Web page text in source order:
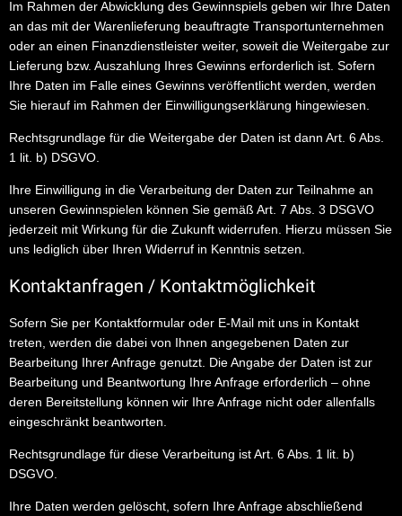
Im Rahmen der Abwicklung des Gewinnspiels geben wir Ihre Daten
an das mit der Warenlieferung beauftragte Transportunternehmen
oder an einen Finanzdienstleister weiter, soweit die Weitergabe zur
Lieferung bzw. Auszahlung Ihres Gewinns erforderlich ist. Sofern
Ihre Daten im Falle eines Gewinns veröffentlicht werden, werden
Sie hierauf im Rahmen der Einwilligungserklärung hingewiesen.
Rechtsgrundlage für die Weitergabe der Daten ist dann Art. 6 Abs.
1 lit. b) DSGVO.
Ihre Einwilligung in die Verarbeitung der Daten zur Teilnahme an
unseren Gewinnspielen können Sie gemäß Art. 7 Abs. 3 DSGVO
jederzeit mit Wirkung für die Zukunft widerrufen. Hierzu müssen Sie
uns lediglich über Ihren Widerruf in Kenntnis setzen.
Kontaktanfragen / Kontaktmöglichkeit
Sofern Sie per Kontaktformular oder E-Mail mit uns in Kontakt
treten, werden die dabei von Ihnen angegebenen Daten zur
Bearbeitung Ihrer Anfrage genutzt. Die Angabe der Daten ist zur
Bearbeitung und Beantwortung Ihre Anfrage erforderlich – ohne
deren Bereitstellung können wir Ihre Anfrage nicht oder allenfalls
eingeschränkt beantworten.
Rechtsgrundlage für diese Verarbeitung ist Art. 6 Abs. 1 lit. b)
DSGVO.
Ihre Daten werden gelöscht, sofern Ihre Anfrage abschließend